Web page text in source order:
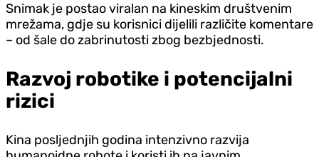
Snimak je postao viralan na kineskim društvenim
mrežama, gdje su korisnici dijelili različite komentare
– od šale do zabrinutosti zbog bezbjednosti.
Razvoj robotike i potencijalni
rizici
Kina posljednjih godina intenzivno razvija